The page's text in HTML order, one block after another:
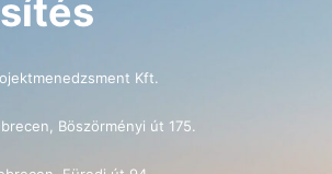
Kft.
Böszörményi út 175.